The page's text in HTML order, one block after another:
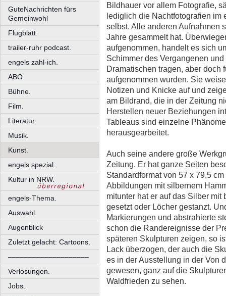
GuteNachrichten fürs
Gemeinwohl
Flugblatt.
trailer-ruhr podcast.
engels zahl-ich.
ABO.
Bühne.
Film.
Literatur.
Musik.
Kunst.
engels spezial.
Kultur in NRW.
engels-Thema.
Auswahl.
Augenblick
Zuletzt gelacht: Cartoons.
––––––––––––––––––––
Verlosungen.
Jobs.
Bildhauer vor allem Fotografie,
lediglich die Nachtfotografien im
selbst. Alle anderen Aufnahmen
Jahre gesammelt hat.
aufgenommen, handelt es sich
Schimmer des Vergangenen
Dramatischen tragen, aber doch
aufgenommen wurden. Sie
Notizen und Knicke auf und
am Bildrand, die in der Zeitung
Herstellen neuer Beziehungen
Tableaus sind einzelne
herausgearbeitet.
Auch seine andere große
Zeitung. Er hat ganze Seiten
Standardformat von 57 x 79,5
Abbildungen mit silbernem
mitunter hat er auf das Silber
gesetzt oder Löcher gestanzt.
Markierungen und abstrahierte
schon die Randereignisse der
späteren Skulpturen zeigen, so
Lack überzogen, der auch die
es in der Ausstellung in der Von
gewesen, ganz auf die
Waldfrieden zu sehen.